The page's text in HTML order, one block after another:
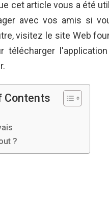
cet article vous a été
avec vos amis si
visitez le site Web
télécharger
Contents
?